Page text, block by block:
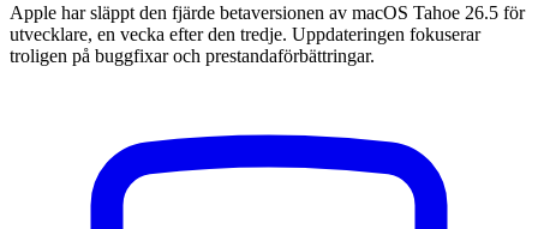
Apple har släppt den fjärde betaversionen av macOS Tahoe 26.5 för
utvecklare, en vecka efter den tredje. Uppdateringen fokuserar
troligen på buggfixar och prestandaförbättringar.